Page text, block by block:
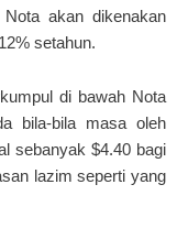
akan dikenakan
setahun.
di bawah Nota
bila-bila masa oleh
sebanyak $4.40 bagi
lazim seperti yang